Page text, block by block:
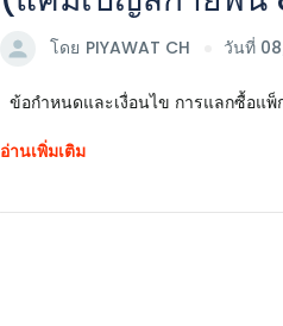
โดย PIYAWAT CH วันที่
ข้อกำหนดและเงื่อนไข การแลกซื้อแ
อ่านเพิ่มเติม